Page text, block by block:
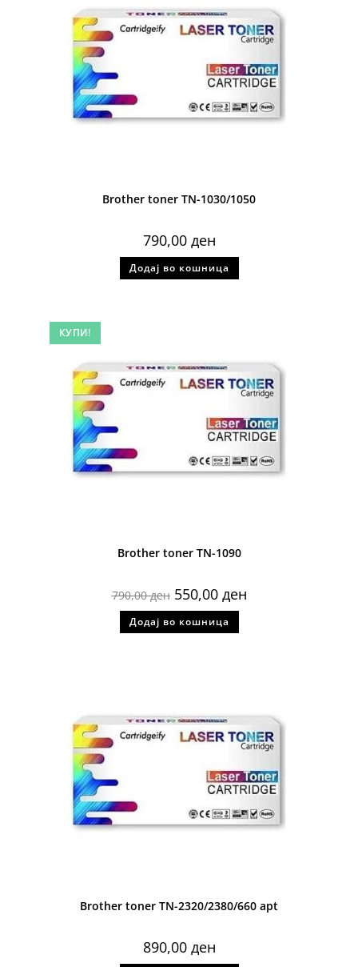
Brother toner TN-1030/1050
790,00 ден
Додај во кошница
КУПИ!
Brother toner TN-1090
790,00ден 550,00 ден
Додај во кошница
Brother toner TN-2320/2380/660 apt
890,00 ден